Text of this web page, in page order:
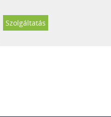
Szolgáltatás